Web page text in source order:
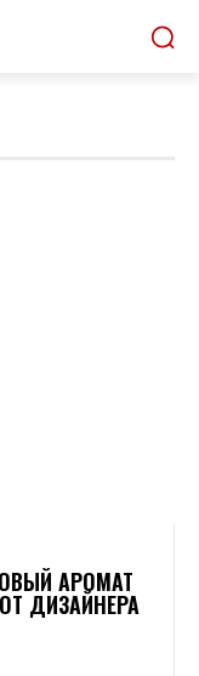
АРОМАТ
ДИЗАЙНЕРА